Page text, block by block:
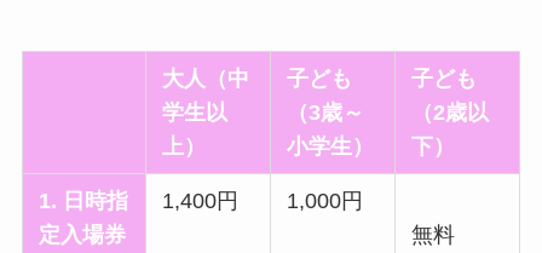
大人（中
学生以
上）
子ども
（3歳～
小学生）
子ども
（2歳以
下）
1. 日時指
定入場券
1,400円
1,000円
無料